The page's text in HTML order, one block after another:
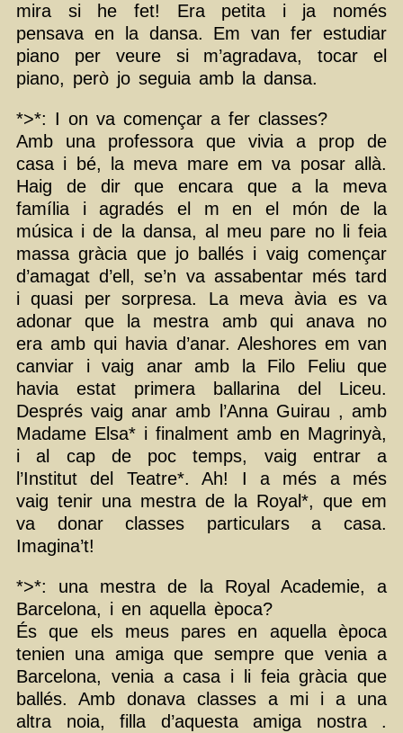
mira si he fet! Era petita i ja només
pensava en la dansa. Em van fer estudiar
piano per veure si m’agradava, tocar el
piano, però jo seguia amb la dansa.
*>*: I on va començar a fer classes?
Amb una professora que vivia a prop de
casa i bé, la meva mare em va posar allà.
Haig de dir que encara que a la meva
família i agradés el m en el món de la
música i de la dansa, al meu pare no li feia
massa gràcia que jo ballés i vaig començar
d’amagat d’ell, se’n va assabentar més tard
i quasi per sorpresa. La meva àvia es va
adonar que la mestra amb qui anava no
era amb qui havia d’anar. Aleshores em van
canviar i vaig anar amb la Filo Feliu que
havia estat primera ballarina del Liceu.
Després vaig anar amb l’Anna Guirau , amb
Madame Elsa* i finalment amb en Magrinyà,
i al cap de poc temps, vaig entrar a
l’Institut del Teatre*. Ah! I a més a més
vaig tenir una mestra de la Royal*, que em
va donar classes particulars a casa.
Imagina’t!
*>*: una mestra de la Royal Academie, a
Barcelona, i en aquella època?
És que els meus pares en aquella època
tenien una amiga que sempre que venia a
Barcelona, venia a casa i li feia gràcia que
ballés. Amb donava classes a mi i a una
altra noia, filla d’aquesta amiga nostra .